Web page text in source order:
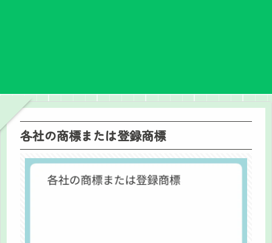
各社の商標または登録商標